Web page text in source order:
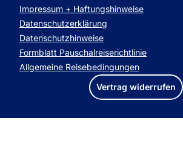
Impressum + Haftungshinweise
Datenschutzerklärung
Datenschutzhinweise
Formblatt Pauschalreiserichtlinie
Allgemeine Reisebedingungen
Vertrag widerrufen